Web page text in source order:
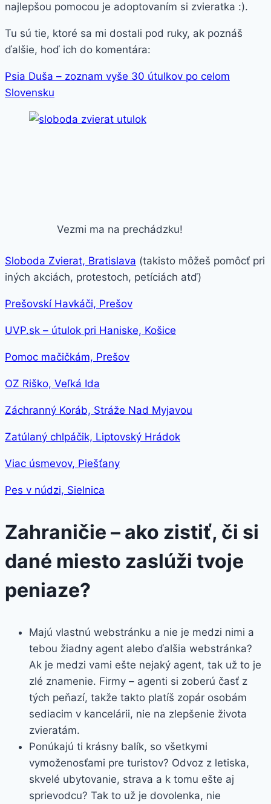
najlepšou pomocou je adoptovaním si zvieratka :).
Tu sú tie, ktoré sa mi dostali pod ruky, ak poznáš
ďalšie, hoď ich do komentára:
Psia Duša – zoznam vyše 30 útulkov po celom
Slovensku
Vezmi ma na prechádzku!
Sloboda Zvierat, Bratislava (takisto môžeš pomôcť pri
iných akciách, protestoch, petíciách atď)
Prešovskí Havkáči, Prešov
UVP.sk – útulok pri Haniske, Košice
Pomoc mačičkám, Prešov
OZ Riško, Veľká Ida
Záchranný Koráb, Stráže Nad Myjavou
Zatúlaný chlpáčik, Liptovský Hrádok
Viac úsmevov, Piešťany
Pes v núdzi, Sielnica
Zahraničie – ako zistiť, či si
dané miesto zaslúži tvoje
peniaze?
Majú vlastnú webstránku a nie je medzi nimi a
tebou žiadny agent alebo ďalšia webstránka?
Ak je medzi vami ešte nejaký agent, tak už to je
zlé znamenie. Firmy – agenti si zoberú časť z
tých peňazí, takže takto platíš zopár osobám
sediacim v kancelárii, nie na zlepšenie života
zvieratám.
Ponúkajú ti krásny balík, so všetkymi
vymoženosťami pre turistov? Odvoz z letiska,
skvelé ubytovanie, strava a k tomu ešte aj
sprievodcu? Tak to už je dovolenka, nie